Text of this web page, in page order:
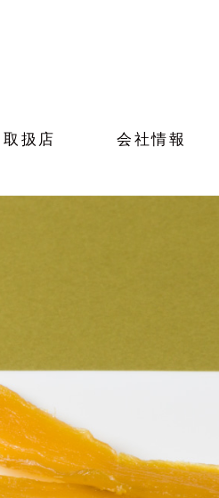
取扱店 会社情報